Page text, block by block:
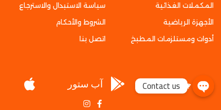
المكملات الغذائية
الأجهزة الرياضية
أدوات ومستلزمات المطبخ
سياسة الاستبدال والاسترجاع
الشروط والأحكام
اتصل بنا
جوجل بلاي آب ستور Contact us